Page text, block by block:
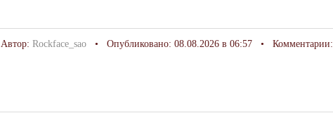
Автор: Rockface_sao • Опубликовано: 08.08.2026 в 06:57 • Комментарии: